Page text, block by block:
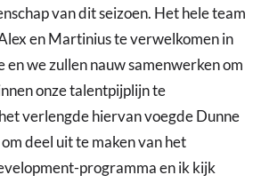
van dit seizoen. Het hele team
en Martinius te verwelkomen in
we zullen nauw samenwerken om
onze talentpijplijn te
verlengde hiervan voegde Dunne
deel uit te maken van het
programma en ik kijk